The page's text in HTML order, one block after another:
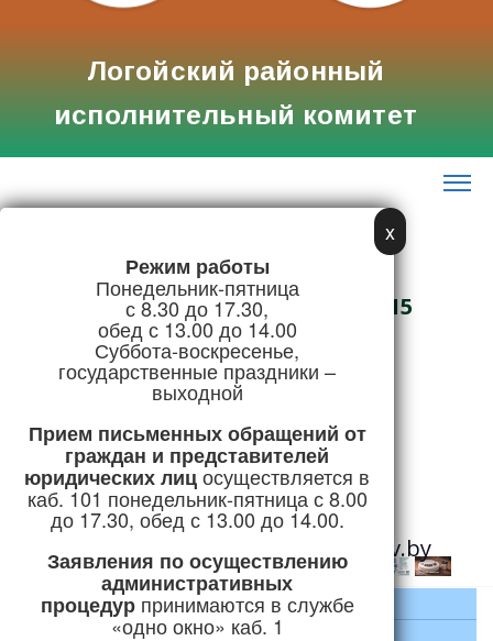
Логойский районный
исполнительный комитет
Адрес:
г. Логойск, ул. Советская, 15
Телефон/Факс:
+375 (1774) 5-51-41
Режим работы
x
Режим работы
Понедельник-пятница
с 8.30 до 17.30,
обед с 13.00 до 14.00
Суббота-воскресенье,
государственные праздники –
выходной
Прием письменных обращений от
граждан и представителей
юридических лицосуществляется в
каб. 101 понедельник-пятница с 8.00
до 17.30, обед с 13.00 до 14.00.
Заявления по осуществлению
административных
процедурпринимаются в службе
«одно окно» каб. 1
Горячая линия:
+375 (1774) 5-24-04
priemnaya@logoysk.gov.by
Главная